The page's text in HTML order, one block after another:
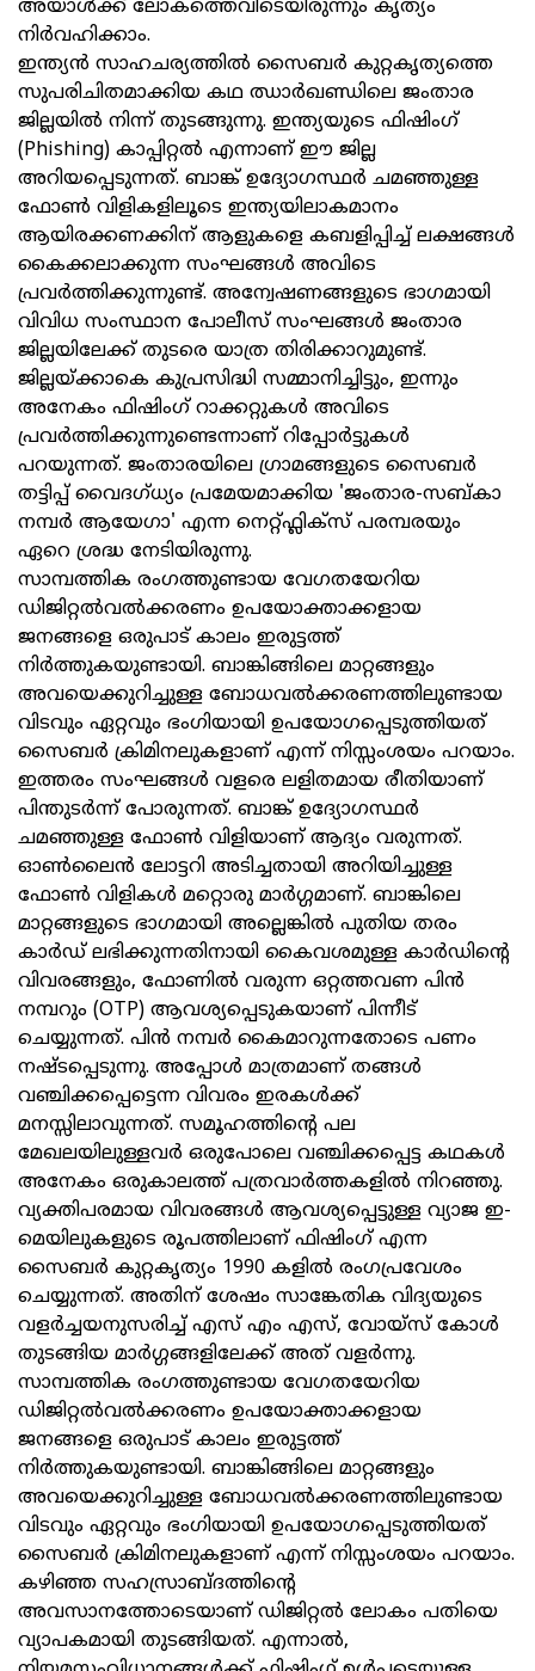
അയാള്‍ക്ക് ലോകത്തെവിടെയിരുന്നും കൃത്യം
നിര്‍വഹിക്കാം.
ഇന്ത്യന്‍ സാഹചര്യത്തില്‍ സൈബര്‍ കുറ്റകൃത്യത്തെ
സുപരിചിതമാക്കിയ കഥ ഝാര്‍ഖണ്ഡിലെ ജംതാര
ജില്ലയില്‍ നിന്ന് തുടങ്ങുന്നു. ഇന്ത്യയുടെ ഫിഷിംഗ്
(Phishing) കാപ്പിറ്റല്‍ എന്നാണ് ഈ ജില്ല
അറിയപ്പെടുന്നത്. ബാങ്ക് ഉദ്യോഗസ്ഥര്‍ ചമഞ്ഞുള്ള
ഫോണ്‍ വിളികളിലൂടെ ഇന്ത്യയിലാകമാനം
ആയിരക്കണക്കിന് ആളുകളെ കബളിപ്പിച്ച് ലക്ഷങ്ങള്‍
കൈക്കലാക്കുന്ന സംഘങ്ങള്‍ അവിടെ
പ്രവര്‍ത്തിക്കുന്നുണ്ട്. അന്വേഷണങ്ങളുടെ ഭാഗമായി
വിവിധ സംസ്ഥാന പോലീസ് സംഘങ്ങള്‍ ജംതാര
ജില്ലയിലേക്ക് തുടരെ യാത്ര തിരിക്കാറുമുണ്ട്.
ജില്ലയ്ക്കാകെ കുപ്രസിദ്ധി സമ്മാനിച്ചിട്ടും, ഇന്നും
അനേകം ഫിഷിംഗ് റാക്കറ്റുകള്‍ അവിടെ
പ്രവര്‍ത്തിക്കുന്നുണ്ടെന്നാണ് റിപ്പോര്‍ട്ടുകള്‍
പറയുന്നത്. ജംതാരയിലെ ഗ്രാമങ്ങളുടെ സൈബര്‍
തട്ടിപ്പ് വൈദഗ്ധ്യം പ്രമേയമാക്കിയ 'ജംതാര-സബ്കാ
നമ്പര്‍ ആയേഗാ' എന്ന നെറ്റ്ഫ്ലിക്സ് പരമ്പരയും
ഏറെ ശ്രദ്ധ നേടിയിരുന്നു.
സാമ്പത്തിക രംഗത്തുണ്ടായ വേഗതയേറിയ
ഡിജിറ്റല്‍വല്‍ക്കരണം ഉപയോക്താക്കളായ
ജനങ്ങളെ ഒരുപാട് കാലം ഇരുട്ടത്ത്
നിര്‍ത്തുകയുണ്ടായി. ബാങ്കിങ്ങിലെ മാറ്റങ്ങളും
അവയെക്കുറിച്ചുള്ള ബോധവല്‍ക്കരണത്തിലുണ്ടായ
വിടവും ഏറ്റവും ഭംഗിയായി ഉപയോഗപ്പെടുത്തിയത്
സൈബര്‍ ക്രിമിനലുകളാണ് എന്ന് നിസ്സംശയം പറയാം.
ഇത്തരം സംഘങ്ങള്‍ വളരെ ലളിതമായ രീതിയാണ്
പിന്തുടര്‍ന്ന് പോരുന്നത്. ബാങ്ക് ഉദ്യോഗസ്ഥര്‍
ചമഞ്ഞുള്ള ഫോണ്‍ വിളിയാണ് ആദ്യം വരുന്നത്.
ഓണ്‍ലൈന്‍ ലോട്ടറി അടിച്ചതായി അറിയിച്ചുള്ള
ഫോണ്‍ വിളികള്‍ മറ്റൊരു മാര്‍ഗ്ഗമാണ്. ബാങ്കിലെ
മാറ്റങ്ങളുടെ ഭാഗമായി അല്ലെങ്കില്‍ പുതിയ തരം
കാര്‍ഡ് ലഭിക്കുന്നതിനായി കൈവശമുള്ള കാര്‍ഡിന്റെ
വിവരങ്ങളും, ഫോണില്‍ വരുന്ന ഒറ്റത്തവണ പിന്‍
നമ്പറും (OTP) ആവശ്യപ്പെടുകയാണ് പിന്നീട്
ചെയ്യുന്നത്. പിന്‍ നമ്പര്‍ കൈമാറുന്നതോടെ പണം
നഷ്ടപ്പെടുന്നു. അപ്പോള്‍ മാത്രമാണ് തങ്ങള്‍
വഞ്ചിക്കപ്പെട്ടെന്ന വിവരം ഇരകള്‍ക്ക്
മനസ്സിലാവുന്നത്. സമൂഹത്തിന്റെ പല
മേഖലയിലുള്ളവര്‍ ഒരുപോലെ വഞ്ചിക്കപ്പെട്ട കഥകള്‍
അനേകം ഒരുകാലത്ത് പത്രവാര്‍ത്തകളില്‍ നിറഞ്ഞു.
വ്യക്തിപരമായ വിവരങ്ങള്‍ ആവശ്യപ്പെട്ടുള്ള വ്യാജ ഇ-
മെയിലുകളുടെ രൂപത്തിലാണ് ഫിഷിംഗ് എന്ന
സൈബര്‍ കുറ്റകൃത്യം 1990 കളില്‍ രംഗപ്രവേശം
ചെയ്യുന്നത്. അതിന് ശേഷം സാങ്കേതിക വിദ്യയുടെ
വളര്‍ച്ചയനുസരിച്ച് എസ് എം എസ്, വോയ്സ് കോള്‍
തുടങ്ങിയ മാര്‍ഗ്ഗങ്ങളിലേക്ക് അത് വളര്‍ന്നു.
സാമ്പത്തിക രംഗത്തുണ്ടായ വേഗതയേറിയ
ഡിജിറ്റല്‍വല്‍ക്കരണം ഉപയോക്താക്കളായ
ജനങ്ങളെ ഒരുപാട് കാലം ഇരുട്ടത്ത്
നിര്‍ത്തുകയുണ്ടായി. ബാങ്കിങ്ങിലെ മാറ്റങ്ങളും
അവയെക്കുറിച്ചുള്ള ബോധവല്‍ക്കരണത്തിലുണ്ടായ
വിടവും ഏറ്റവും ഭംഗിയായി ഉപയോഗപ്പെടുത്തിയത്
സൈബര്‍ ക്രിമിനലുകളാണ് എന്ന് നിസ്സംശയം പറയാം.
കഴിഞ്ഞ സഹസ്രാബ്ദത്തിന്റെ
അവസാനത്തോടെയാണ് ഡിജിറ്റല്‍ ലോകം പതിയെ
വ്യാപകമായി തുടങ്ങിയത്. എന്നാല്‍,